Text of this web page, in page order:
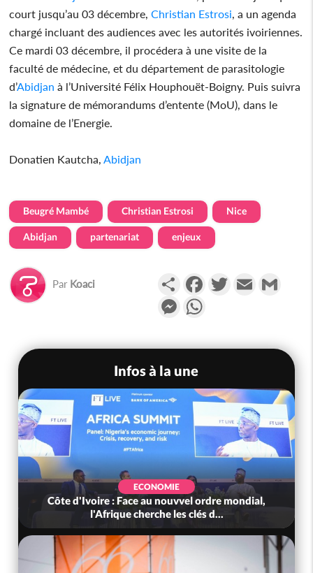
court jusqu’au 03 décembre,Christian Estrosi , a un agenda
chargé incluant des audiences avec les autorités ivoiriennes.
Ce mardi 03 décembre, il procédera à une visite de la
faculté de médecine, et du département de parasitologie
d’Abidjan à l’Université Félix Houphouët-Boigny. Puis suivra
la signature de mémorandums d’entente (MoU), dans le
domaine de l’Energie.
Donatien Kautcha, Abidjan
Beugré Mambé Christian Estrosi Nice
Abidjan partenariat enjeux
Par Koaci PartagerFacebookTwitterEmail
Messenger
Infos à la une
ECONOMIE
Côte d'Ivoire : Face au nouvvel ordre mondial,
l'Afrique cherche les clés d...